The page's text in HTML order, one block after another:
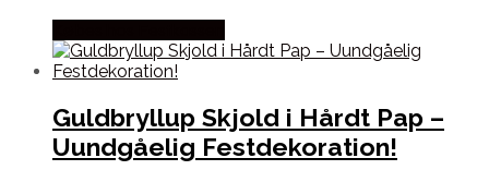
Guldbryllup Skjold i Hårdt Pap –
Uundgåelig Festdekoration!